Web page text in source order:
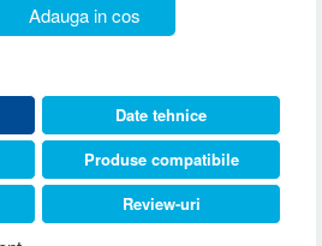
Adauga in cos
Date tehnice
Produse compatibile
Review-uri